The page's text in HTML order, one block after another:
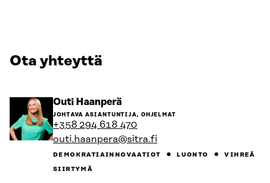
Ota yhteyttä
Outi HaanperäSiirry
henkilön
sivulle
JOHTAVA ASIANTUNTIJA, OHJELMAT
+358 294 618 470
outi.haanpera@sitra.fi
DEMOKRATIAINNOVAATIOT LUONTO
VIHREÄ
SIIRTYMÄ